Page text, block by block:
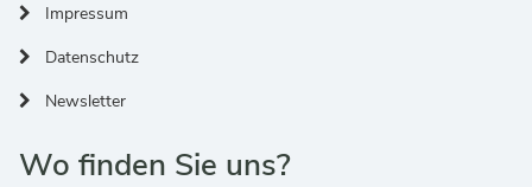
Impressum
Datenschutz
Newsletter
Wo finden Sie uns?